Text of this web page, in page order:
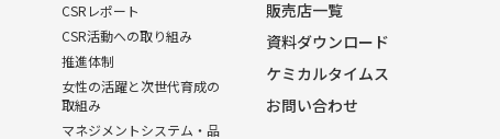
CSRレポート
CSR活動への取り組み
推進体制
女性の活躍と次世代育成の
取組み
マネジメントシステム・品
販売店一覧
資料ダウンロード
ケミカルタイムス
お問い合わせ